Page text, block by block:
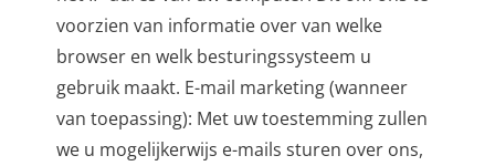
voorzien van informatie over van welke
browser en welk besturingssysteem u
gebruik maakt. E-mail marketing (wanneer
van toepassing): Met uw toestemming zullen
we u mogelijkerwijs e-mails sturen over ons,